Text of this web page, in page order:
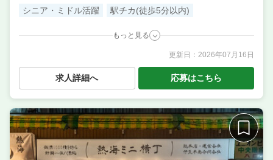
シニア・ミドル活躍
駅チカ(徒歩5分以内)
もっと見る
調理・キッチンスタッフ・板前 ／ 調理補助・調理見
習い ／ ソムリエ ／ ピザ職人・ピッツァイオーロ ／
サービス・ホール
業態 薪木を使った本格的なPIZZA＆イタリアン
住所 静岡県熱海市田原本町4-6 神谷ビル 2F
席数 30席〜40席
単価 4000円〜5000円
更新日： 2026年07月16日
求人詳細へ 応募はこちら